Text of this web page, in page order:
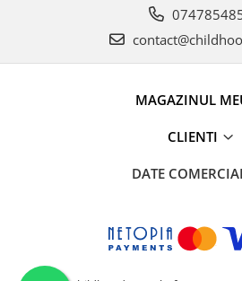
MAGAZINUL
CLIENTI
DATE